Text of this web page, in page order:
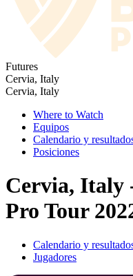
Futures
Cervia, Italy
Cervia, Italy
Where to Watch
Equipos
Calendario y
Posiciones
Cervia, Italy
Pro Tour
Calendario y
Jugadores